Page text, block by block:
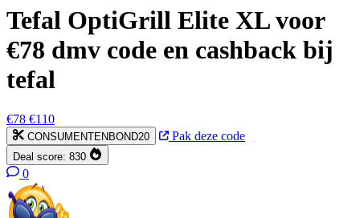
Tefal OptiGrill Elite XL voor
€78 dmv code en cashback bij
tefal
€78 €110
CONSUMENTENBOND20 Pak deze code
Deal score: 830
0